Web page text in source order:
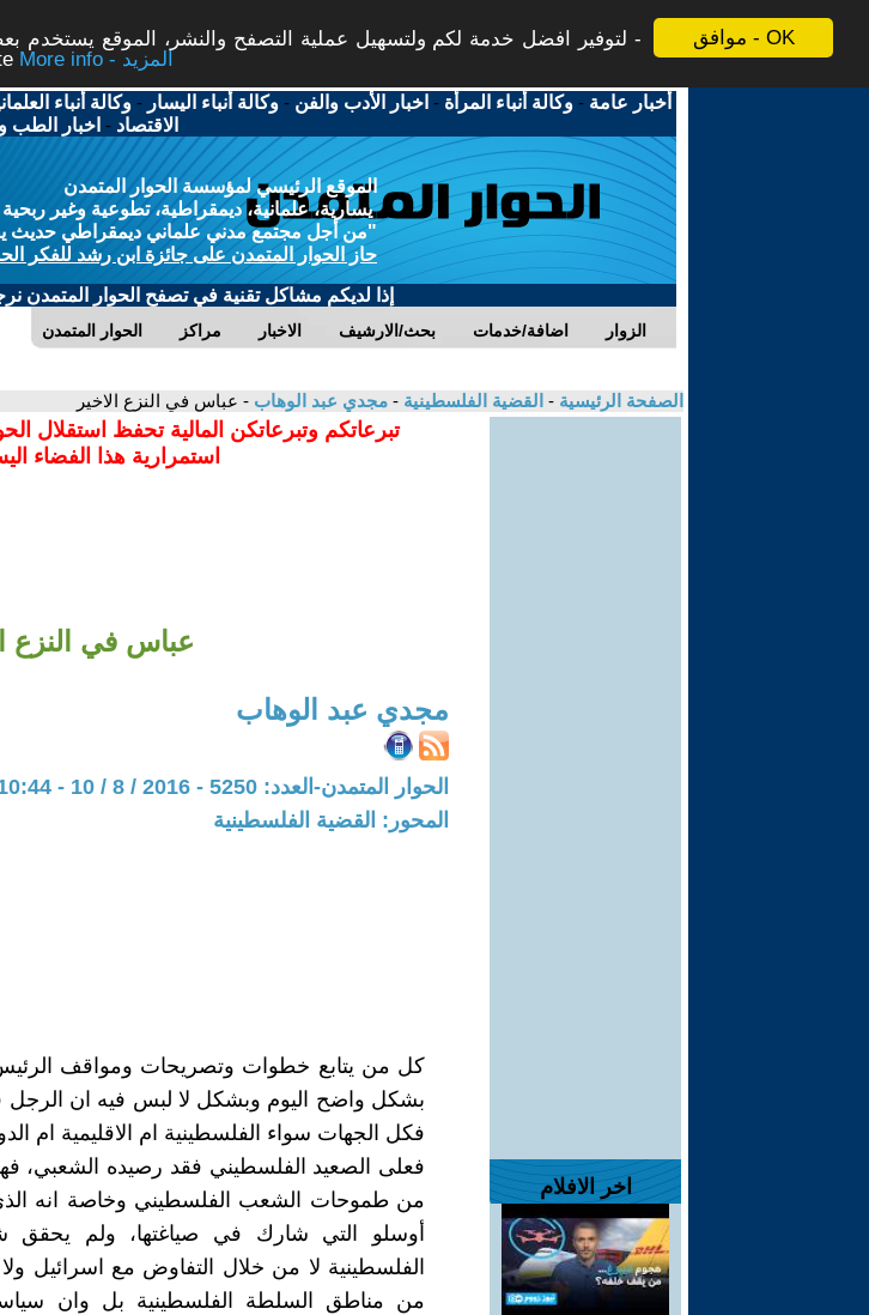
موافق - OK
لتوفير افضل خدمة لكم ولتسهيل عملية التصفح والنشر، الموقع يستخدم
More info - المزيد
أخبار عامة -وكالة أنباء المرأة - اخبار الأدب والفن -وكالة أنباء اليسار -وكالة أنباء
الاقتصاد - اخبار الطب
الموقع الرئيسي لمؤسسة الحوار المتمدن
يسارية، علمانية، ديمقراطية، تطوعية وغير ربحية
"من أجل مجتمع مدني علماني ديمقراطي حديث
حاز الحوار المتمدن على جائزة ابن رشد للفكر
إذا لديكم مشاكل تقنية في تصفح الحوار المتمدن
الحوار المتمدن مراكز الاخبار بحث/الارشيف اضافة/خدمات الزوار
الصفحة الرئيسية - القضية الفلسطينية - مجدي عبد الوهاب - عباس في النزع الاخير
اخر الافلام
تبرعاتكم وتبرعاتكن المالية تحفظ استقلال
استمرارية هذا الفضاء
عباس في النزع
مجدي عبد الوهاب
الحوار المتمدن-العدد: 5250 - 2016 / 8 / 10 - 10:44
المحور: القضية الفلسطينية
كل من يتابع خطوات وتصريحات ومواقف
بشكل واضح اليوم وبشكل لا لبس فيه ان الرجل
فكل الجهات سواء الفلسطينية ام الاقليمية ام
فعلى الصعيد الفلسطيني فقد رصيده الشعبي،
من طموحات الشعب الفلسطيني وخاصة انه
أوسلو التي شارك في صياغتها، ولم يحقق
الفلسطينية لا من خلال التفاوض مع اسرائيل
من مناطق السلطة الفلسطينية بل وان